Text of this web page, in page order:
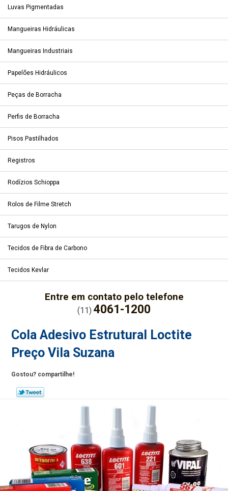
Luvas Pigmentadas
Mangueiras Hidráulicas
Mangueiras Industriais
Papelões Hidráulicos
Peças de Borracha
Perfis de Borracha
Pisos Pastilhados
Registros
Rodízios Schioppa
Rolos de Filme Stretch
Tarugos de Nylon
Tecidos de Fibra de Carbono
Tecidos Kevlar
Entre em contato pelo telefone
(11) 4061-1200
Cola Adesivo Estrutural Loctite
Preço Vila Suzana
Gostou? compartilhe!